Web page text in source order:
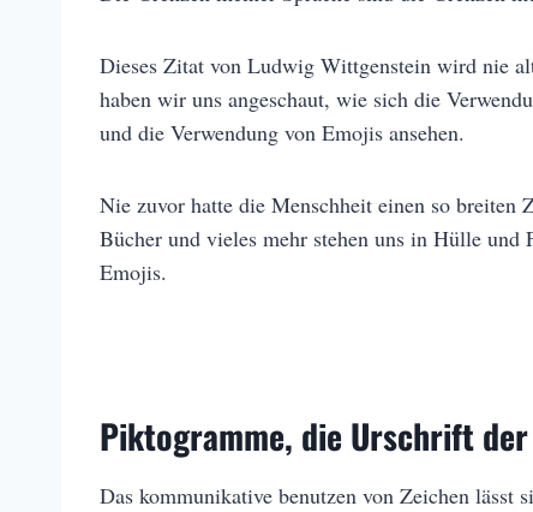
Dieses Zitat von Ludwig Wittgenstein wird nie
haben wir uns angeschaut, wie sich die
und die Verwendung von Emojis ansehen.
Nie zuvor hatte die Menschheit einen so
Bücher und vieles mehr stehen uns in Hülle
Emojis.
Piktogramme, die Urschrift der
Das kommunikative benutzen von Zeichen lässt